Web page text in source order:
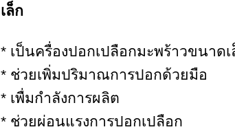
เล็ก
* เป็นครื่องปอกเปลือกมะพร้าวขนาดเ
* ช่วยเพิ่มปริมาณการปอกด้วยมือ
* เพื่มกำลังการผลิต
* ช่วยผ่อนแรงการปอกเปลือก